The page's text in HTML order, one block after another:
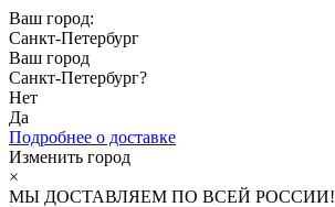
Ваш город:
Санкт-Петербург
Ваш город
Санкт-Петербург?
Нет
Да
Подробнее о доставке
Изменить город
×
МЫ ДОСТАВЛЯЕМ ПО ВСЕЙ РОССИИ!